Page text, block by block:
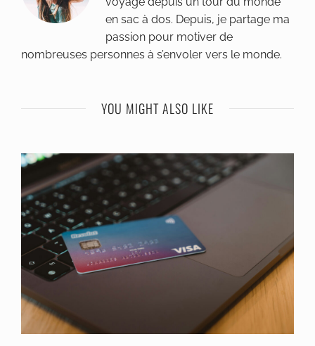
en sac à dos. Depuis, je partage ma
passion pour motiver de
nombreuses personnes à s’envoler vers le monde.
YOU MIGHT ALSO LIKE